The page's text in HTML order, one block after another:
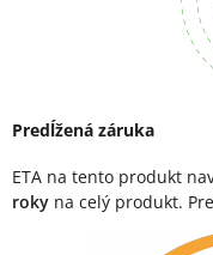
Predĺžená záruka
ETA na tento produkt
roky na celý produkt.